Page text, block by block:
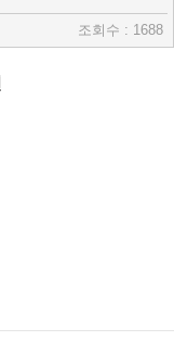
조회수 : 1688